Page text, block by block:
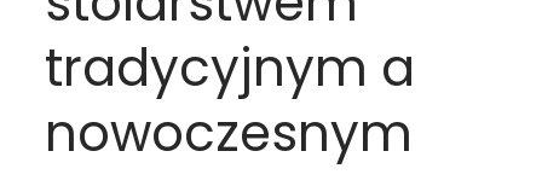
tradycyjnym a
nowoczesnym